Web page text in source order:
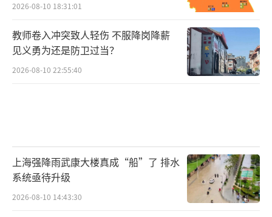
2026-08-10 18:31:01
教师卷入冲突致人轻伤 不服降岗降薪
见义勇为还是防卫过当？
2026-08-10 22:55:40
上海强降雨武康大楼真成“船”了 排水
系统亟待升级
2026-08-10 14:43:30